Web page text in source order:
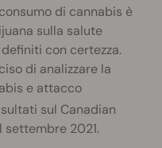
di cannabis è
sulla salute
con certezza.
di analizzare la
e attacco
sul Canadian
settembre 2021.